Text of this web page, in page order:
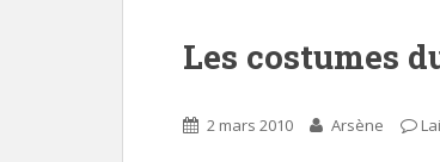
Les costumes
2 mars 2010 Arsène